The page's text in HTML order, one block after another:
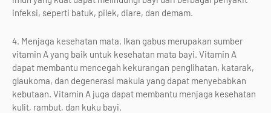
infeksi, seperti batuk, pilek, diare, dan demam.
4. Menjaga kesehatan mata. Ikan gabus merupakan sumber
vitamin A yang baik untuk kesehatan mata bayi. Vitamin A
dapat membantu mencegah kekurangan penglihatan, katarak,
glaukoma, dan degenerasi makula yang dapat menyebabkan
kebutaan. Vitamin A juga dapat membantu menjaga kesehatan
kulit, rambut, dan kuku bayi.